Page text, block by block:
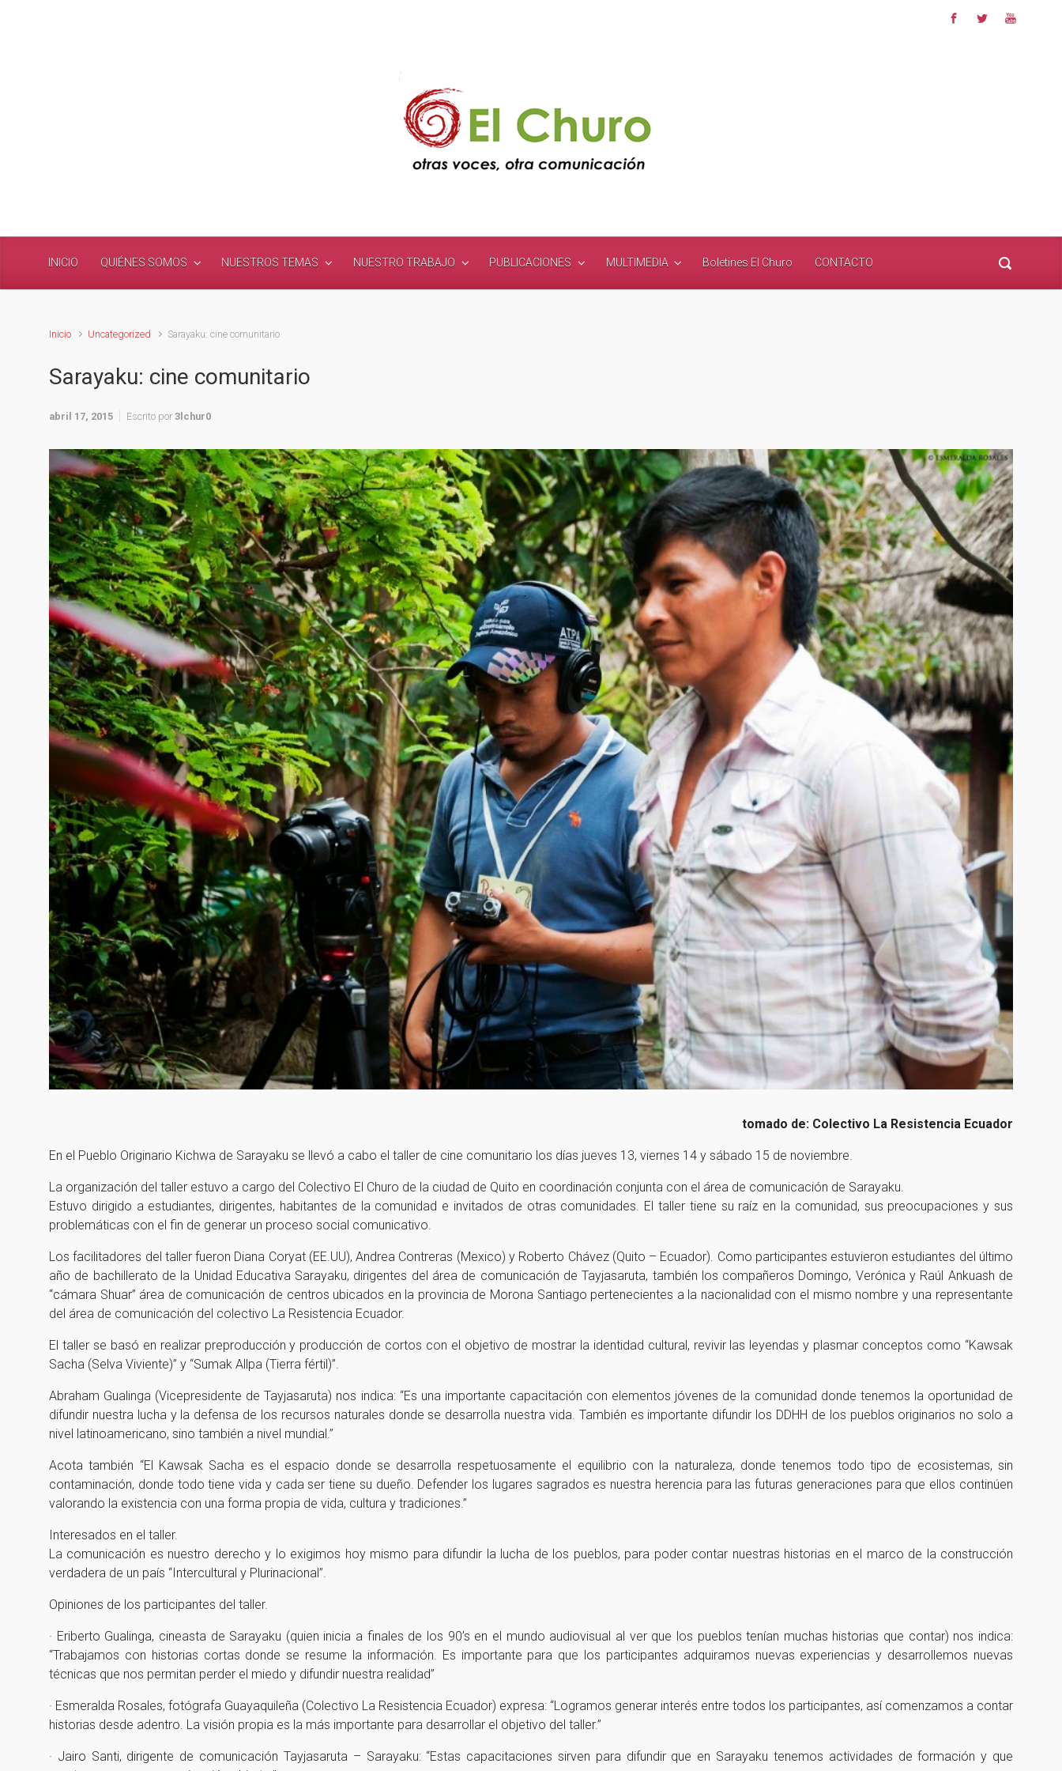
INICIO QUIÉNES SOMOS NUESTROS TEMAS NUESTRO TRABAJO PUBLICACIONES MULTIMEDIA Boletines El Churo CONTACTO
Inicio Uncategorized Sarayaku: cine comunitario
Sarayaku: cine comunitario
abril 17, 2015 Escrito por 3lchur0
tomado de: Colectivo La Resistencia Ecuador
En el Pueblo Originario Kichwa de Sarayaku se llevó a cabo el taller de cine comunitario los días jueves 13, viernes 14 y sábado 15 de noviembre.
La organización del taller estuvo a cargo del Colectivo El Churo de la ciudad de Quito en coordinación conjunta con el área de comunicación de Sarayaku.
Estuvo dirigido a estudiantes, dirigentes, habitantes de la comunidad e invitados de otras comunidades. El taller tiene su raíz en la comunidad, sus preocupaciones y sus
problemáticas con el fin de generar un proceso social comunicativo.
Los facilitadores del taller fueron Diana Coryat (EE.UU), Andrea Contreras (Mexico) y Roberto Chávez (Quito – Ecuador). Como participantes estuvieron estudiantes del último
año de bachillerato de la Unidad Educativa Sarayaku, dirigentes del área de comunicación de Tayjasaruta, también los compañeros Domingo, Verónica y Raúl Ankuash de
“cámara Shuar” área de comunicación de centros ubicados en la provincia de Morona Santiago pertenecientes a la nacionalidad con el mismo nombre y una representante
del área de comunicación del colectivo La Resistencia Ecuador.
El taller se basó en realizar preproducción y producción de cortos con el objetivo de mostrar la identidad cultural, revivir las leyendas y plasmar conceptos como “Kawsak
Sacha (Selva Viviente)” y “Sumak Allpa (Tierra fértil)”.
Abraham Gualinga (Vicepresidente de Tayjasaruta) nos indica: “Es una importante capacitación con elementos jóvenes de la comunidad donde tenemos la oportunidad de
difundir nuestra lucha y la defensa de los recursos naturales donde se desarrolla nuestra vida. También es importante difundir los DDHH de los pueblos originarios no solo a
nivel latinoamericano, sino también a nivel mundial.”
Acota también “El Kawsak Sacha es el espacio donde se desarrolla respetuosamente el equilibrio con la naturaleza, donde tenemos todo tipo de ecosistemas, sin
contaminación, donde todo tiene vida y cada ser tiene su dueño. Defender los lugares sagrados es nuestra herencia para las futuras generaciones para que ellos continúen
valorando la existencia con una forma propia de vida, cultura y tradiciones.”
Interesados en el taller.
La comunicación es nuestro derecho y lo exigimos hoy mismo para difundir la lucha de los pueblos, para poder contar nuestras historias en el marco de la construcción
verdadera de un país “Intercultural y Plurinacional”.
Opiniones de los participantes del taller.
· Eriberto Gualinga, cineasta de Sarayaku (quien inicia a finales de los 90’s en el mundo audiovisual al ver que los pueblos tenían muchas historias que contar) nos indica:
“Trabajamos con historias cortas donde se resume la información. Es importante para que los participantes adquiramos nuevas experiencias y desarrollemos nuevas
técnicas que nos permitan perder el miedo y difundir nuestra realidad”
· Esmeralda Rosales, fotógrafa Guayaquileña (Colectivo La Resistencia Ecuador) expresa: “Logramos generar interés entre todos los participantes, así comenzamos a contar
historias desde adentro. La visión propia es la más importante para desarrollar el objetivo del taller.”
· Jairo Santi, dirigente de comunicación Tayjasaruta – Sarayaku: “Estas capacitaciones sirven para difundir que en Sarayaku tenemos actividades de formación y que